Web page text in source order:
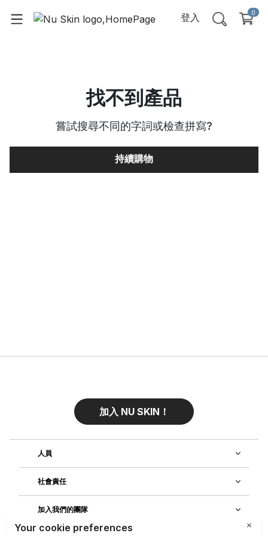
登入 0
找不到產品
嘗試搜尋不同的字詞或檢查拼寫?
持續購物
加入 NU SKIN！
人員
社會責任
加入我們的團隊